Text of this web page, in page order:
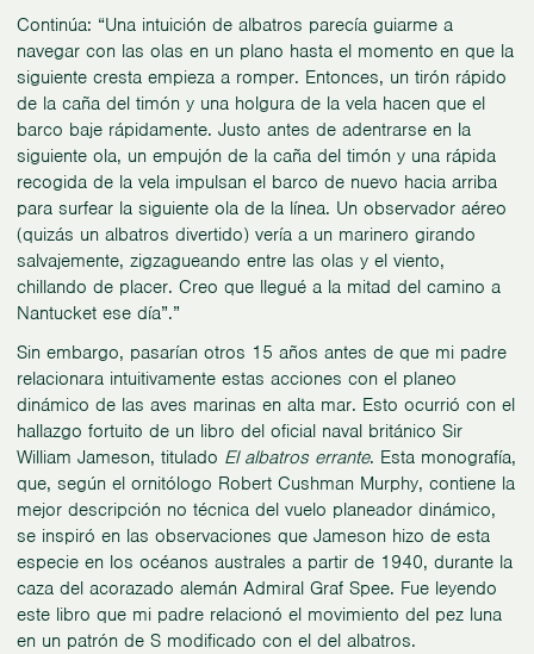
Continúa: “Una intuición de albatros parecía guiarme a
navegar con las olas en un plano hasta el momento en que la
siguiente cresta empieza a romper. Entonces, un tirón rápido
de la caña del timón y una holgura de la vela hacen que el
barco baje rápidamente. Justo antes de adentrarse en la
siguiente ola, un empujón de la caña del timón y una rápida
recogida de la vela impulsan el barco de nuevo hacia arriba
para surfear la siguiente ola de la línea. Un observador aéreo
(quizás un albatros divertido) vería a un marinero girando
salvajemente, zigzagueando entre las olas y el viento,
chillando de placer. Creo que llegué a la mitad del camino a
Nantucket ese día”.”
Sin embargo, pasarían otros 15 años antes de que mi padre
relacionara intuitivamente estas acciones con el planeo
dinámico de las aves marinas en alta mar. Esto ocurrió con el
hallazgo fortuito de un libro del oficial naval británico Sir
William Jameson, titulado El albatros errante. Esta monografía,
que, según el ornitólogo Robert Cushman Murphy, contiene la
mejor descripción no técnica del vuelo planeador dinámico,
se inspiró en las observaciones que Jameson hizo de esta
especie en los océanos australes a partir de 1940, durante la
caza del acorazado alemán Admiral Graf Spee. Fue leyendo
este libro que mi padre relacionó el movimiento del pez luna
en un patrón de S modificado con el del albatros.